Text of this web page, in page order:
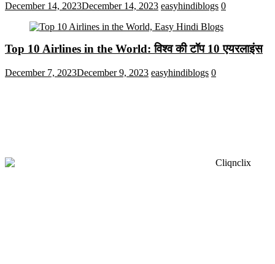
December 14, 2023December 14, 2023 easyhindiblogs 0
Top 10 Airlines in the World: विश्व की टॉप 10 एयरलाइंस
December 7, 2023December 9, 2023 easyhindiblogs 0